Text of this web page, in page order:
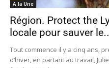
A la Une
Région. Protect the
locale pour sauver
Tout commence il y a cinq ans,
d’hiver, en partant au travail,